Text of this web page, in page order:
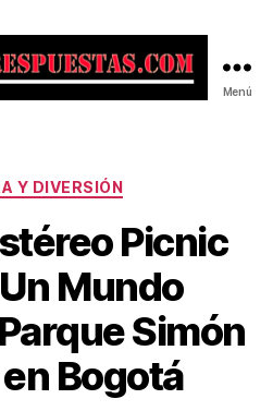
Menú
Categorías
Y DIVERSIÓN
Picnic
Mundo
Simón
Bogotá